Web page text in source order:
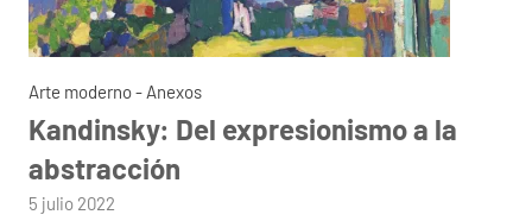
Arte moderno - Anexos
Kandinsky: Del expresionismo a la
abstracción
por
5 julio 2022